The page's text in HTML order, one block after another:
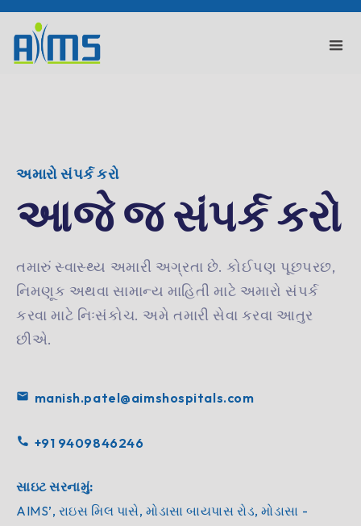
અમારો સંપર્ક કરો
આજે જ સંપર્ક કરો
તમારું સ્વાસ્થ્ય અમારી અગ્રતા છે. કોઈપણ પૂછપરછ,
નિમણૂક અથવા સામાન્ય માહિતી માટે અમારો સંપર્ક
કરવા માટે નિઃસંકોચ. અમે તમારી સેવા કરવા આતુર
છીએ.
mail manish.patel@aimshospitals.com
call +91 9409846246
સાઇટ સરનામું:
AIMS’, રાઇસ મિલ પાસે, મોડાસા બાયપાસ રોડ, મોડાસા -